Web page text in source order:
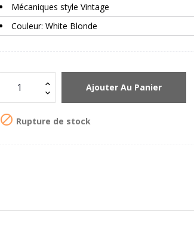
Mécaniques style Vintage
Couleur: White Blonde
Ajouter Au Panier
 Rupture de stock